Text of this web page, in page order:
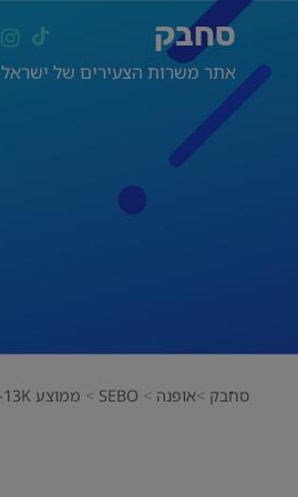
סחבק
אתר משרות הצעירים של ישראל
סחבק אופנה SEBO ממוצע 11K-13K!! סניף SEBO חיפה!